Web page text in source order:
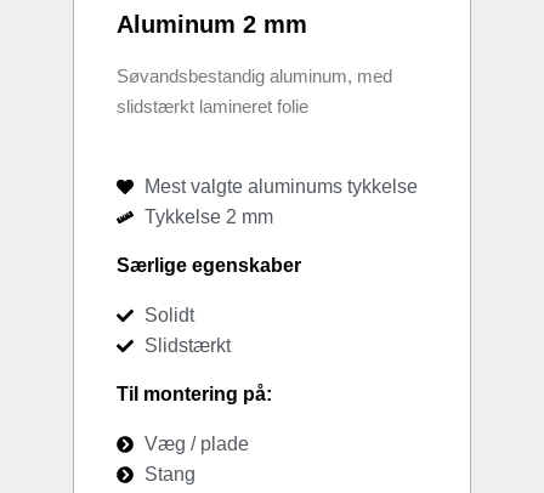
Aluminum 2 mm
Søvandsbestandig aluminum, med
slidstærkt lamineret folie
Mest valgte aluminums tykkelse
Tykkelse 2 mm
Særlige egenskaber
Solidt
Slidstærkt
Til montering på:
Væg / plade
Stang